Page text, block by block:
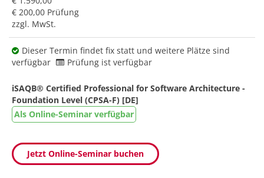
€ 200,00 Prüfung
zzgl. MwSt.
Dieser Termin findet fix statt und weitere Plätze sind
verfügbar
Prüfung ist verfügbar
iSAQB® Certified Professional for Software Architecture -
Foundation Level (CPSA-F) [DE]
Als Online-Seminar verfügbar
Jetzt Online-Seminar buchen